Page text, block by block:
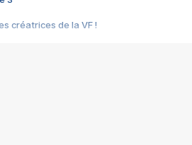
créatrices de la VF !